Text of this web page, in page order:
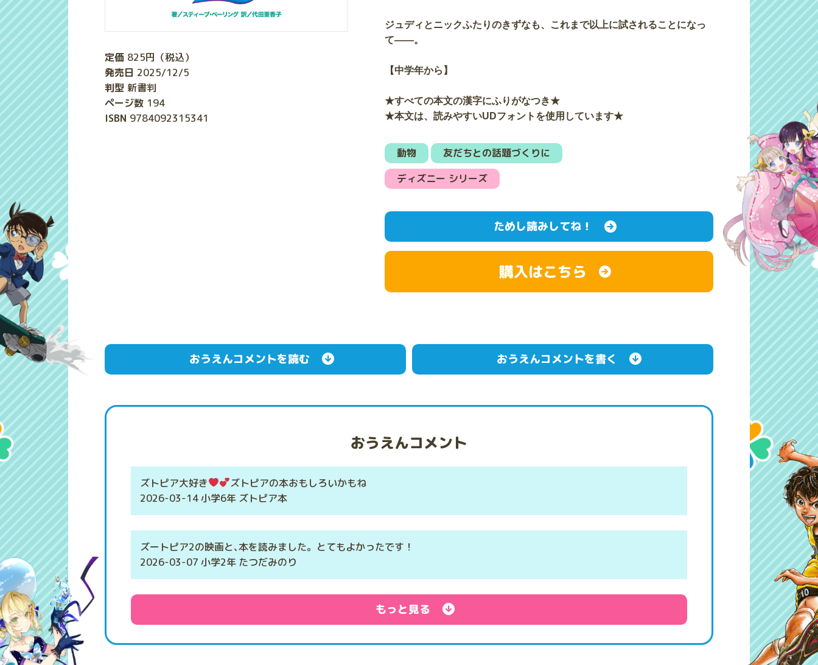
定価 825円（税込）
発売日 2025/12/5
判型 新書判
ページ数 194
ISBN 9784092315341
ジュディとニックふたりのきずなも、これまで以上に試されることになっ
て――。
【中学年から】
★すべての本文の漢字にふりがなつき★
★本文は、読みやすいUDフォントを使用しています★
動物
友だちとの話題づくりに
ディズニー シリーズ
ためし読みしてね！
購入はこちら
おうえんコメントを読む おうえんコメントを書く
おうえんコメント
ズトピア大好き
ズトピアの本おもしろいかもね
2026-03-14 小学6年 ズトピア本
ズートピア2の映画と､本を読みました。とてもよかったです！
2026-03-07 小学2年 たつだみのり
もっと見る